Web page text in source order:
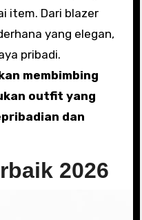
item. Dari blazer
yang elegan,
pribadi.
membimbing
outfit yang
dan
2026